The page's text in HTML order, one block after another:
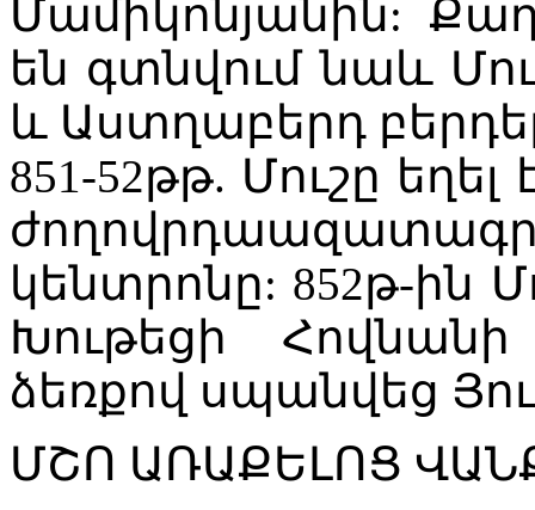
Մամիկոնյանին:
են գտնվում նաև
և Աստղաբերդ
851-52թթ. Մուշը
կենտրոնը: 852թ-ին
Խութեցի
ձեռքով սպանվեց
ՄՇՈ ԱՌԱՔԵԼՈՑ